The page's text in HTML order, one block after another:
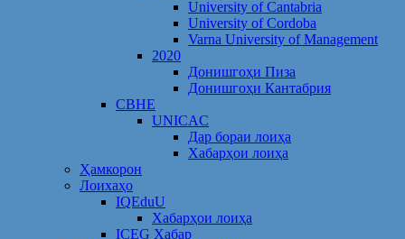
University of Cantabria
University of Cordoba
Varna University of Management
2020
Донишгоҳи Пиза
Донишгоҳи Кантабрия
CBHE
UNICAC
Дар бораи лоиҳа
Хабарҳои лоиҳа
Ҳамкорон
Лоихаҳо
IQEduU
Хабарҳои лоиҳа
ICEG Хабар